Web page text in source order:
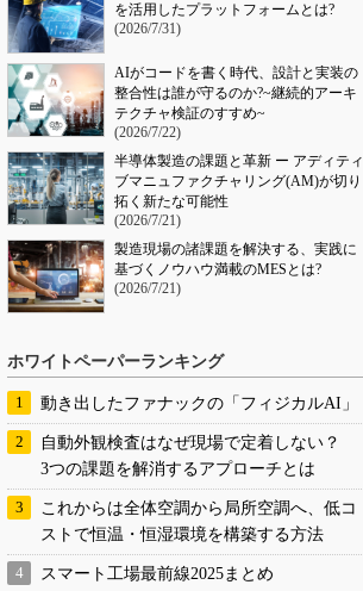
を活用したプラットフォームとは?
(2026/7/31)
AIがコードを書く時代、設計と実装の
整合性は誰が守るのか?~継続的アーキ
テクチャ検証のすすめ~
(2026/7/22)
半導体製造の課題と革新 ー アディティ
ブマニュファクチャリング(AM)が切り
拓く新たな可能性
(2026/7/21)
製造現場の諸課題を解決する、実践に
基づくノウハウ満載のMESとは?
(2026/7/21)
ホワイトペーパーランキング
動き出したファナックの「フィジカルAI」
自動外観検査はなぜ現場で定着しない？
3つの課題を解消するアプローチとは
これからは全体空調から局所空調へ、低コ
ストで恒温・恒湿環境を構築する方法
スマート工場最前線2025まとめ